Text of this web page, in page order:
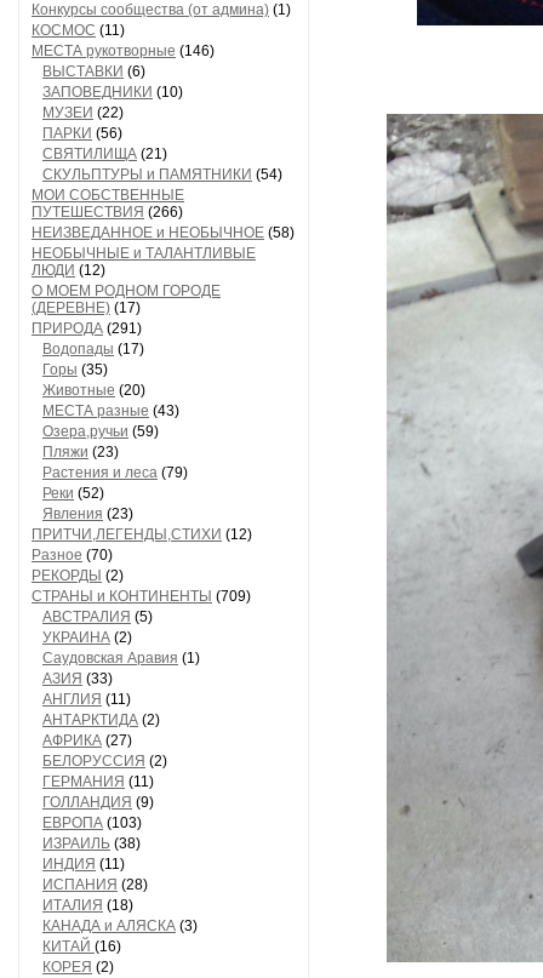
Конкурсы сообщества (от админа) (1)
КОСМОС (11)
МЕСТА рукотворные (146)
ВЫСТАВКИ (6)
ЗАПОВЕДНИКИ (10)
МУЗЕИ (22)
ПАРКИ (56)
СВЯТИЛИЩА (21)
СКУЛЬПТУРЫ и ПАМЯТНИКИ (54)
МОИ СОБСТВЕННЫЕ
ПУТЕШЕСТВИЯ (266)
НЕИЗВЕДАННОЕ и НЕОБЫЧНОЕ (58)
НЕОБЫЧНЫЕ и ТАЛАНТЛИВЫЕ
ЛЮДИ (12)
О МОЕМ РОДНОМ ГОРОДЕ
(ДЕРЕВНЕ) (17)
ПРИРОДА (291)
Водопады (17)
Горы (35)
Животные (20)
МЕСТА разные (43)
Озера,ручьи (59)
Пляжи (23)
Растения и леса (79)
Реки (52)
Явления (23)
ПРИТЧИ,ЛЕГЕНДЫ,СТИХИ (12)
Разное (70)
РЕКОРДЫ (2)
СТРАНЫ и КОНТИНЕНТЫ (709)
АВСТРАЛИЯ (5)
УКРАИНА (2)
Саудовская Аравия (1)
АЗИЯ (33)
АНГЛИЯ (11)
АНТАРКТИДА (2)
АФРИКА (27)
БЕЛОРУССИЯ (2)
ГЕРМАНИЯ (11)
ГОЛЛАНДИЯ (9)
ЕВРОПА (103)
ИЗРАИЛЬ (38)
ИНДИЯ (11)
ИСПАНИЯ (28)
ИТАЛИЯ (18)
КАНАДА и АЛЯСКА (3)
КИТАЙ (16)
КОРЕЯ (2)